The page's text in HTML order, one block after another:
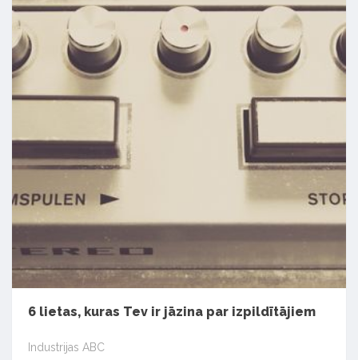
6 lietas, kuras Tev ir jāzina par izpildītājiem
Industrijas ABC